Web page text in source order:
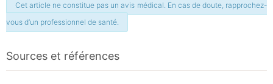
Cet article ne constitue pas un avis médical. En cas de doute, rapprochez-
vous d’un professionnel de santé.
Sources et références